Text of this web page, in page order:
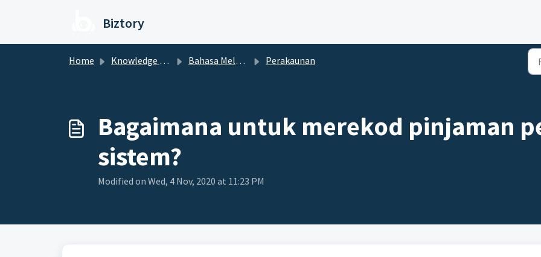
Biztory
Home Knowledge base Bahasa Melayu Perakaunan
Bagaimana untuk merekod pinjaman
sistem?
Modified on Wed, 4 Nov, 2020 at 11:23 PM